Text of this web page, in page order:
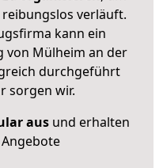
verläuft.
kann ein
von Mülheim an der
durchgeführt
sorgen wir.
ausund erhalten